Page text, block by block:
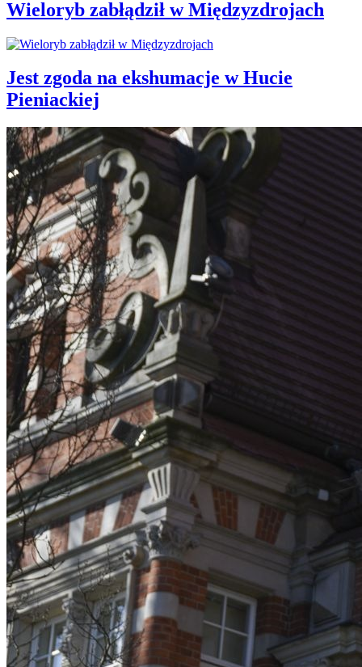
Wieloryb zabłądził w Międzyzdrojach
Jest zgoda na ekshumacje w Hucie
Pieniackiej